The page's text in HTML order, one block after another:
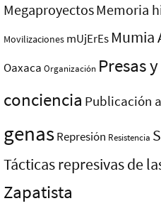
MegaproyectosMemoria
Movilizaciones mUjErEs Mumia
Oaxaca Organización Presas
conciencia Publicación
genasRepresión Resistencia
Tácticas represivas de
Zapatista